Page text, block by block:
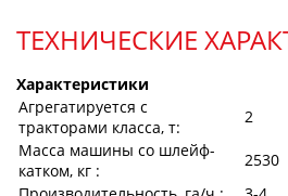
ТЕХНИЧЕСКИЕ
Характеристики
Агрегатируется с
тракторами класса, т:
2
Масса машины со шлейф-
катком, кг :
2530